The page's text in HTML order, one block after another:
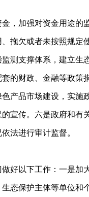
，加强对资金用途的
拖欠或者未按照规定
测支撑体系，建立生
的财政、金融等政策
产品市场建设，实施
宣传。六是政府和有
法进行审计监督。
好以下工作：一是加
态保护主体等单位和